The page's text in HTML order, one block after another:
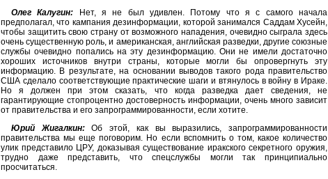
Олег Калугин: Нет, я не был удивлен. Потому что я с самого начала
предполагал, что кампания дезинформации, которой занимался Саддам Хусейн,
чтобы защитить свою страну от возможного нападения, очевидно сыграла здесь
очень существенную роль, и американская, английская разведки, другие союзные
службы очевидно попались на эту дезинформацию. Они не имели достаточно
хороших источников внутри страны, которые могли бы опровергнуть эту
информацию. В результате, на основании выводов такого рода правительство
США сделало соответствующие практические шаги и втянулось в войну в Ираке.
Но я должен при этом сказать, что когда разведка дает сведения, не
гарантирующие стопроцентно достоверность информации, очень много зависит
от правительства и его запрограммированности, если хотите.
Юрий Жигалкин:Об этой, как вы выразились, запрограммированности
правительства мы еще поговорим. Но если вспомнить о том, какое количество
улик представило ЦРУ, доказывая существование иракского секретного оружия,
трудно даже представить, что спецслужбы могли так принципиально
просчитаться.